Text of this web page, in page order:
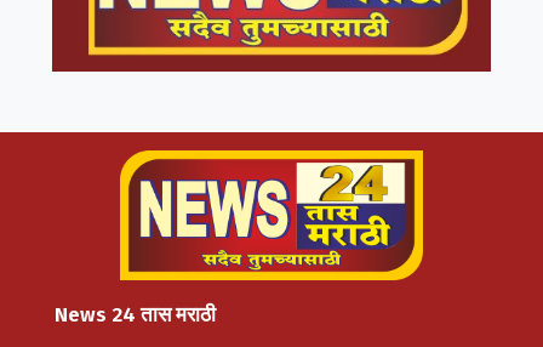
News 24 तास मराठी